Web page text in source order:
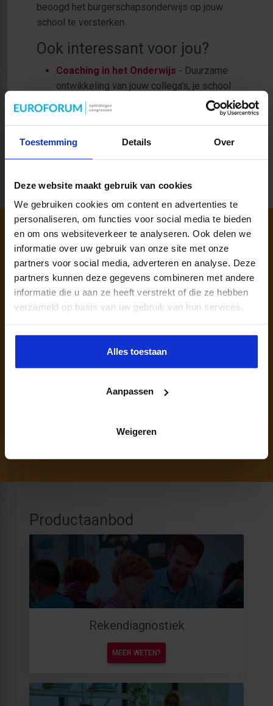
Toestemming Details Over
Deze website maakt gebruik van cookies
We gebruiken cookies om content en advertenties te
personaliseren, om functies voor social media te bieden
en om ons websiteverkeer te analyseren. Ook delen we
informatie over uw gebruik van onze site met onze
partners voor social media, adverteren en analyse. Deze
partners kunnen deze gegevens combineren met andere
informatie die u aan ze heeft verstrekt of die ze hebben
verzameld op basis van uw gebruik van hun services.
Alles toestaan
Aanpassen
Weigeren
beoogd het burgerschapsonderwijs op jouw
school te versterken.
Ook interessant voor jou?
Coaching in het Onderwijs - Duurzame
ontwikkeling van jouw collega's, je school
en leerlingen!
Middenmanagement in het PO & VO -
midfdenmanager
Persoonlijk opleidingsadvies nodig?
Neem vrijblijvend contact op met mij.
Productaanbod
Rekendiagnostiek
MEER WETEN?